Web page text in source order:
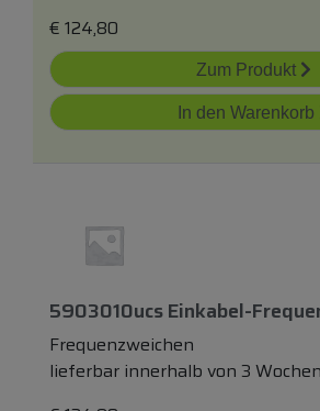
€ 124,80
Zum Produkt
In den Warenkorb
5903010ucs Einkabel-
Frequenzweichen
lieferbar innerhalb von 3 Wochen